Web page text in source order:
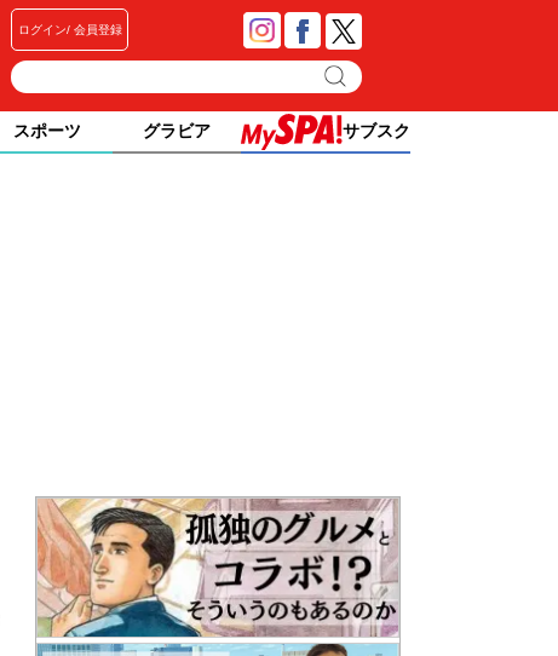
ログイン 会員登録
スポーツ グラビア サブスク